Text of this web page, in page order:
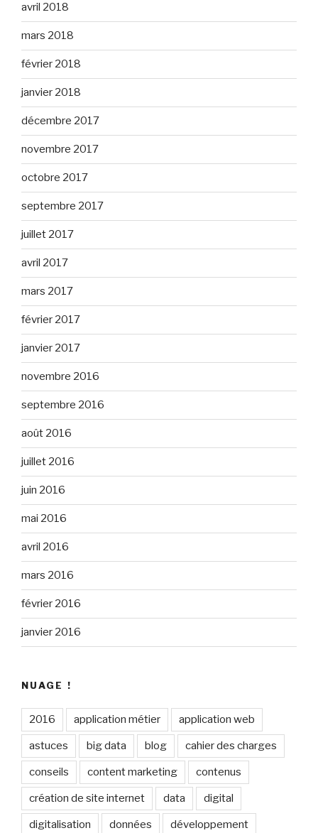
avril 2018
mars 2018
février 2018
janvier 2018
décembre 2017
novembre 2017
octobre 2017
septembre 2017
juillet 2017
avril 2017
mars 2017
février 2017
janvier 2017
novembre 2016
septembre 2016
août 2016
juillet 2016
juin 2016
mai 2016
avril 2016
mars 2016
février 2016
janvier 2016
NUAGE !
2016 application métier application web
astuces big data blog cahier des charges
conseils content marketing contenus
création de site internet data digital
digitalisation données développement